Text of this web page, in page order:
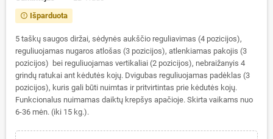
error_outline Išparduota
5 taškų saugos diržai, sėdynės aukščio reguliavimas (4 pozicijos),
reguliuojamas nugaros atlošas (3 pozicijos), atlenkiamas pakojis (3
pozicijos) bei reguliuojamas vertikaliai (2 pozicijos), nebraižanyis 4
grindų ratukai ant kėdutės kojų. Dvigubas reguliuojamas padėklas (3
pozicijos), kuris gali būti nuimtas ir pritvirtintas prie kėdutės kojų.
Funkcionalus nuimamas daiktų krepšys apačioje. Skirta vaikams nuo
6-36 mėn. (iki 15 kg.).